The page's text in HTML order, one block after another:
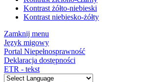
Kontrast żółto-niebieski
Kontrast niebiesko-żółty
Zamknij menu
Język migowy
Portal Niepełnosprawność
Deklaracja dostępności
ETR - tekst